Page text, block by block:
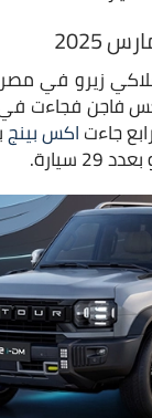
كهربائية
اكس بينج